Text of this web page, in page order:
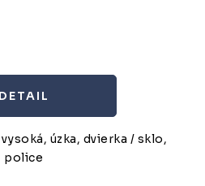
DETAIL
úzka, dvierka / sklo,
police